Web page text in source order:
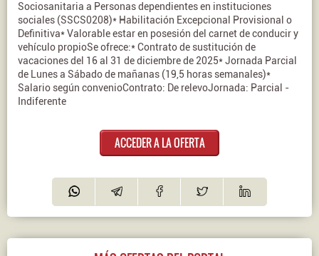
Sociosanitaria a Personas dependientes en instituciones
sociales (SSCS0208)* Habilitación Excepcional Provisional o
Definitiva* Valorable estar en posesión del carnet de conducir y
vehículo propioSe ofrece:* Contrato de sustitución de
vacaciones del 16 al 31 de diciembre de 2025* Jornada Parcial
de Lunes a Sábado de mañanas (19,5 horas semanales)*
Salario según convenioContrato: De relevoJornada: Parcial -
Indiferente
ACCEDER A LA OFERTA